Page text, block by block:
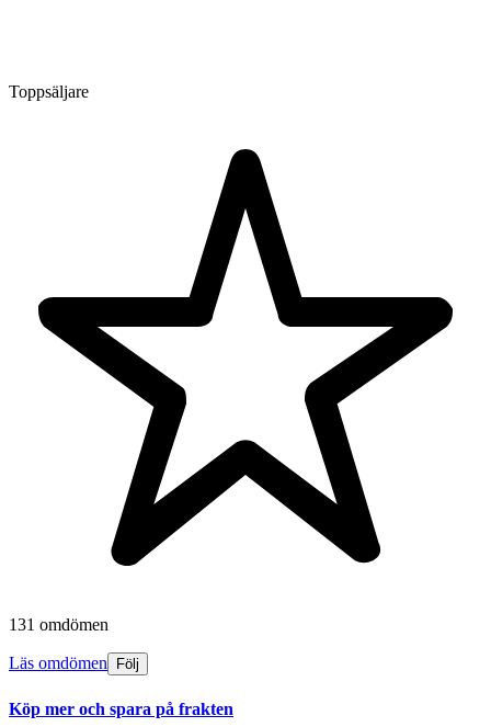
Toppsäljare
131 omdömen
Läs omdömen Följ
Köp mer och spara på frakten